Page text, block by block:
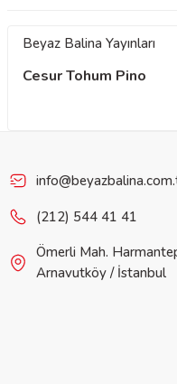
Beyaz Balina Yayınları
Cesur Tohum Pino
(212) 544 41 41
Ömerli Mah.
Arnavutköy / İstanbul